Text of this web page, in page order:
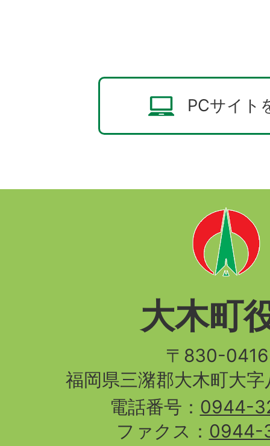
PCサイト
大木町
〒830-
福岡県三潴郡大木町大
電話番号： 0944-
ファクス： 0944-